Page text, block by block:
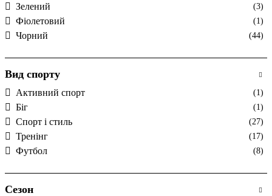
Зелений (3)
Фіолетовий (1)
Чорний (44)
Вид спорту
Активний спорт (1)
Біг (1)
Спорт і стиль (27)
Тренінг (17)
Футбол (8)
Сезон